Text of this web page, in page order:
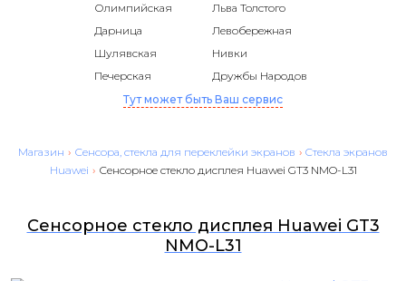
Олимпийская
Льва Толстого
Дарница
Левобережная
Шулявская
Нивки
Печерская
Дружбы Народов
Тут может быть Ваш сервис
Магазин › Сенсора, стекла для переклейки экранов › Cтекла экранов
Huawei › Сенсорное стекло дисплея Huawei GT3 NMO-L31
Сенсорное стекло дисплея Huawei GT3
NMO-L31